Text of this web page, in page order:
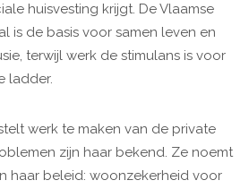
huisvesting krijgt. De Vlaamse
is de basis voor samen leven en
terwijl werk de stimulans is voor
ladder.
werk te maken van de private
zijn haar bekend. Ze noemt
haar beleid: woonzekerheid voor